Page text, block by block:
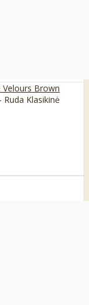
Brown
Klasikinė